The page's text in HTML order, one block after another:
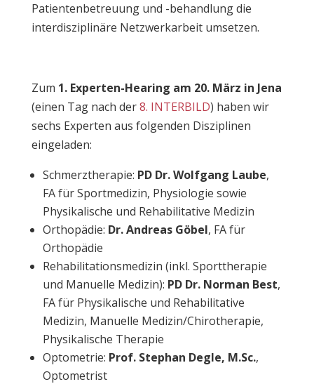
Patientenbetreuung und -behandlung die
interdisziplinäre Netzwerkarbeit umsetzen.
Zum 1. Experten-Hearing am 20. März in Jena
(einen Tag nach der8. INTERBILD) haben wir
sechs Experten aus folgenden Disziplinen
eingeladen:
Schmerztherapie: PD Dr. Wolfgang Laube,
FA für Sportmedizin, Physiologie sowie
Physikalische und Rehabilitative Medizin
Orthopädie: Dr. Andreas Göbel, FA für
Orthopädie
Rehabilitationsmedizin (inkl. Sporttherapie
und Manuelle Medizin): PD Dr. Norman Best,
FA für Physikalische und Rehabilitative
Medizin, Manuelle Medizin/Chirotherapie,
Physikalische Therapie
Optometrie: Prof. Stephan Degle, M.Sc.,
Optometrist